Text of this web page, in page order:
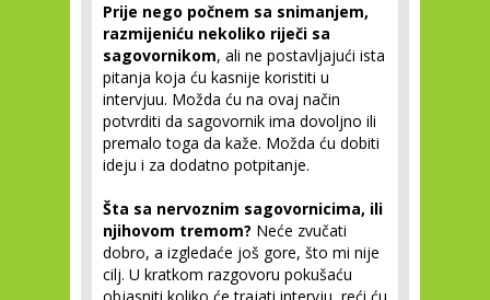
Prije nego počnem sa snimanjem,
razmijeniću nekoliko riječi sa
sagovornikom, ali ne postavljajući ista
pitanja koja ću kasnije koristiti u
intervjuu. Možda ću na ovaj način
potvrditi da sagovornik ima dovoljno ili
premalo toga da kaže. Možda ću dobiti
ideju i za dodatno potpitanje.
Šta sa nervoznim sagovornicima, ili
njihovom tremom? Neće zvučati
dobro, a izgledaće još gore, što mi nije
cilj. U kratkom razgovoru pokušaću